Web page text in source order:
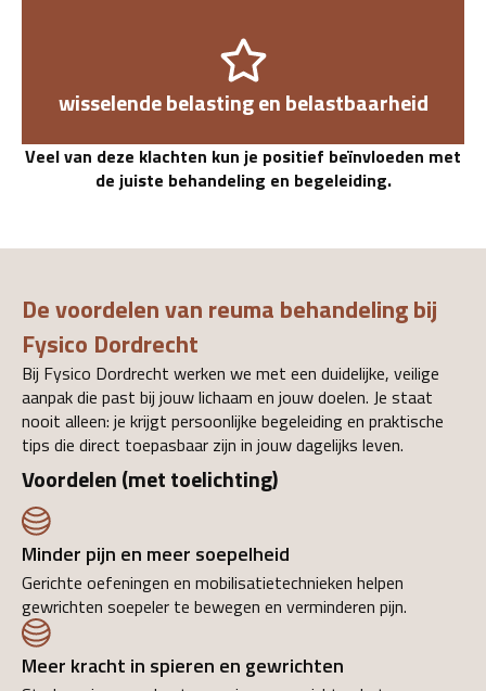
wisselende belasting en belastbaarheid
Veel van deze klachten kun je positief beïnvloeden met
de juiste behandeling en begeleiding.
De voordelen van reuma behandeling bij
Fysico Dordrecht
Bij Fysico Dordrecht werken we met een duidelijke, veilige
aanpak die past bij jouw lichaam en jouw doelen. Je staat
nooit alleen: je krijgt persoonlijke begeleiding en praktische
tips die direct toepasbaar zijn in jouw dagelijks leven.
Voordelen (met toelichting)
Minder pijn en meer soepelheid
Gerichte oefeningen en mobilisatietechnieken helpen
gewrichten soepeler te bewegen en verminderen pijn.
Meer kracht in spieren en gewrichten